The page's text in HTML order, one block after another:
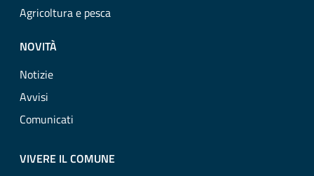
Agricoltura e pesca
NOVITÀ
Notizie
Avvisi
Comunicati
VIVERE IL COMUNE